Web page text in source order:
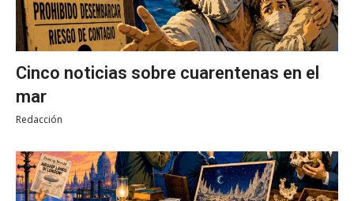
Cinco noticias sobre cuarentenas en el
mar
Redacción